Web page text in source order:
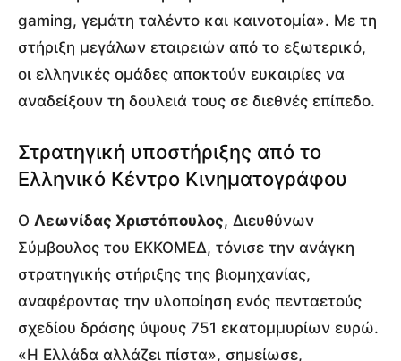
gaming, γεμάτη ταλέντο και καινοτομία». Με τη
στήριξη μεγάλων εταιρειών από το εξωτερικό,
οι ελληνικές ομάδες αποκτούν ευκαιρίες να
αναδείξουν τη δουλειά τους σε διεθνές επίπεδο.
Στρατηγική υποστήριξης από το
Ελληνικό Κέντρο Κινηματογράφου
Ο Λεωνίδας Χριστόπουλος, Διευθύνων
Σύμβουλος του ΕΚΚΟΜΕΔ, τόνισε την ανάγκη
στρατηγικής στήριξης της βιομηχανίας,
αναφέροντας την υλοποίηση ενός πενταετούς
σχεδίου δράσης ύψους 751 εκατομμυρίων ευρώ.
«Η Ελλάδα αλλάζει πίστα», σημείωσε,